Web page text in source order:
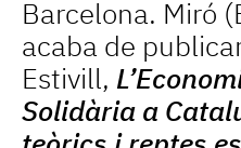
Barcelona. Miró
acaba de
Estivill,
Solidària a